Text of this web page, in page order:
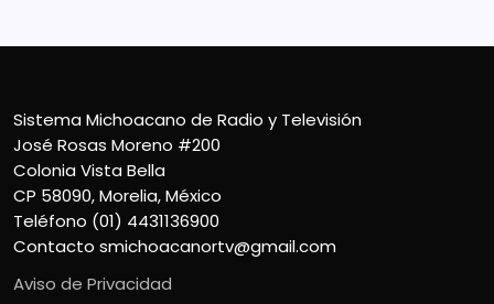
Sistema Michoacano de Radio y Televisión
José Rosas Moreno #200
Colonia Vista Bella
CP 58090, Morelia, México
Teléfono (01) 4431136900
Contacto smichoacanortv@gmail.com
Aviso de Privacidad